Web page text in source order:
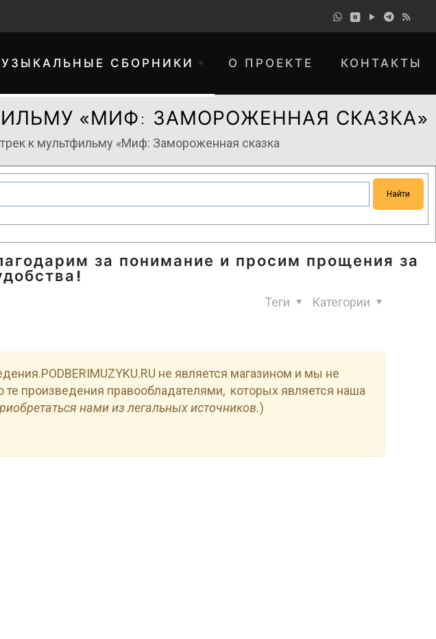
СБОРНИКИ О ПРОЕКТЕ КОНТАКТЫ
«МИФ: ЗАМОРОЖЕННАЯ СКАЗКА»
к мультфильму «Миф: Замороженная сказка
за понимание и просим прощения за
Категории
Теги
не является магазином и мы не
произведения правообладателями, которых является наша
нами из легальных источников.)